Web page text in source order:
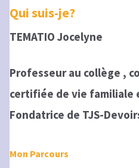
Qui suis-je?
TEMATIO Jocelyne
Professeur au collège ,
certifiée de vie familiale
Fondatrice de TJS-
Mon Parcours